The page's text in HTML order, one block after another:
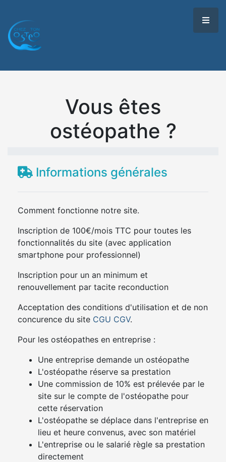
Vous êtes
ostéopathe ?
Informations générales
Comment fonctionne notre site.
Inscription de 100€/mois TTC pour toutes les
fonctionnalités du site (avec application
smartphone pour professionnel)
Inscription pour un an minimum et
renouvellement par tacite reconduction
Acceptation des conditions d'utilisation et de non
concurence du site CGU CGV.
Pour les ostéopathes en entreprise :
Une entreprise demande un ostéopathe
L'ostéopathe réserve sa prestation
Une commission de 10% est prélevée par le
site sur le compte de l'ostéopathe pour
cette réservation
L'ostéopathe se déplace dans l'entreprise en
lieu et heure convenus, avec son matériel
L'entreprise ou le salarié règle sa prestation
directement